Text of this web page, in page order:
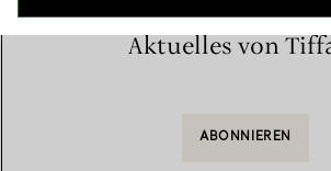
Aktuelles von
ABONNIEREN